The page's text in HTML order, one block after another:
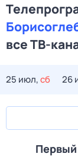
все ТВ-
25 июл,сб 26